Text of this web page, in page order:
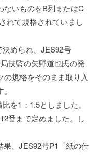
ないものをB列またはC
れて規格されていまし
められ、JES92号
技監の矢野道也氏の発
規格をそのまま取り入
を1：1.5としました。
番まで定めました。し
、JES92号P1「紙の仕